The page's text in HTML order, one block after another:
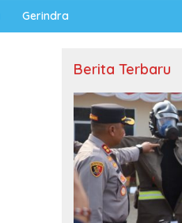
Gerindra
Berita Terbaru